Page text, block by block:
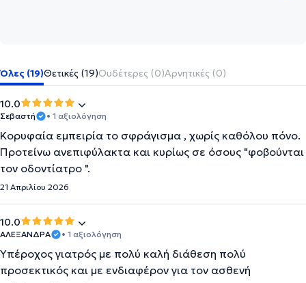
Όλες (19)Θετικές (19)Ουδέτερες (0)Αρνητικές (0)
10.0
Σεβαστή • 1 αξιολόγηση
Κορυφαία εμπειρία το σφράγισμα , χωρίς καθόλου πόνο.
Προτείνω ανεπιφύλακτα και κυρίως σε όσους "φοβούνται
τον οδοντίατρο ".
21 Απριλίου 2026
10.0
ΑΛΕΞΑΝΔΡΑ • 1 αξιολόγηση
Υπέροχος γιατρός με πολύ καλή διάθεση πολύ
προσεκτικός και με ενδιαφέρον για τον ασθενή